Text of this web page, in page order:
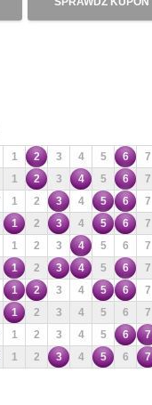
1 2 3 4 5 6 7
1 2 3 4 5 6 7
1 2 3 4 5 6 7
1 2 3 4 5 6 7
1 2 3 4 5 6 7
1 2 3 4 5 6 7
1 2 3 4 5 6 7
1 2 3 4 5 6 7
1 2 3 4 5 6 7
1 2 3 4 5 6 7